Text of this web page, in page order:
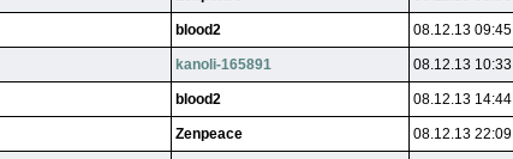
blood2 08.12.13 09:45
kanoli-165891 08.12.13 10:33
blood2 08.12.13 14:44
Zenpeace 08.12.13 22:09